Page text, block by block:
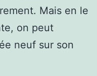
Mais en le
on peut
neuf sur son